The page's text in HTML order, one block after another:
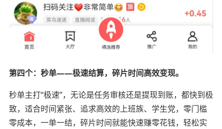
第四个：秒单——极速结算，碎片时间高效变现。
秒单主打“极速”，无论是任务审核还是提现到账，都快到极
致，适合时间紧张、追求高效的上班族、学生党，零门槛
零成本，一单一结，碎片时间就能快速赚零花钱，轻松实